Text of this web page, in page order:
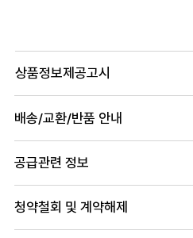
상품정보제공고시
배송/교환/반품 안내
공급관련 정보
청약철회 및 계약해제